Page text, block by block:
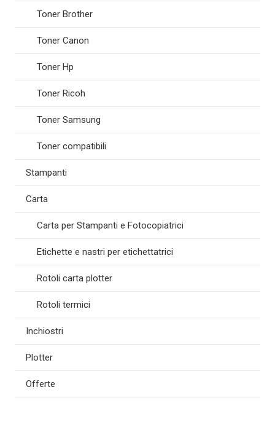
Toner Brother
Toner Canon
Toner Hp
Toner Ricoh
Toner Samsung
Toner compatibili
Stampanti
Carta
Carta per Stampanti e Fotocopiatrici
Etichette e nastri per etichettatrici
Rotoli carta plotter
Rotoli termici
Inchiostri
Plotter
Offerte